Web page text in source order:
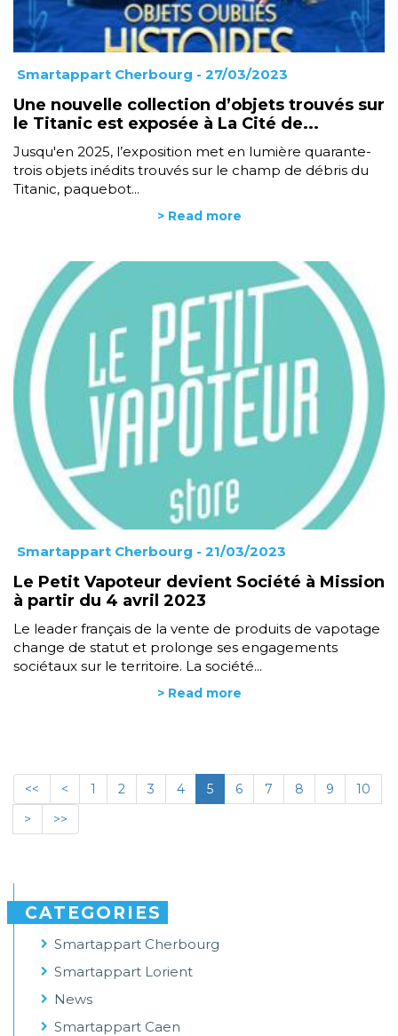
Smartappart Cherbourg - 27/03/2023
Une nouvelle collection d’objets trouvés sur
le Titanic est exposée à La Cité de...
Jusqu'en 2025, l’exposition met en lumière quarante-
trois objets inédits trouvés sur le champ de débris du
Titanic, paquebot...
> Read more
Smartappart Cherbourg - 21/03/2023
Le Petit Vapoteur devient Société à Mission
à partir du 4 avril 2023
Le leader français de la vente de produits de vapotage
change de statut et prolonge ses engagements
sociétaux sur le territoire. La société...
> Read more
<< < 1 2 3 4 5 6 7 8 9
10
>
>>
CATEGORIES
Smartappart Cherbourg
Smartappart Lorient
News
Smartappart Caen